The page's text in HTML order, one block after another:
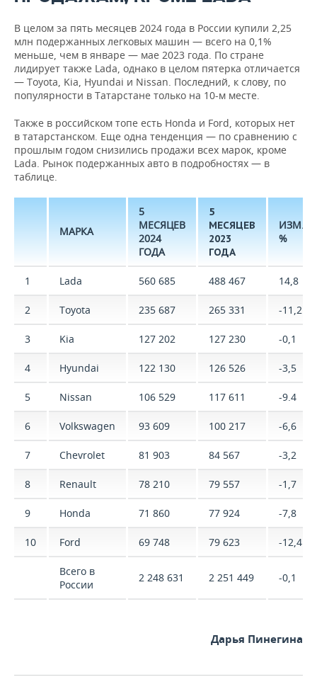
В целом за пять месяцев 2024 года в России купили 2,25
млн подержанных легковых машин — всего на 0,1%
меньше, чем в январе — мае 2023 года. По стране
лидирует также Lada, однако в целом пятерка отличается
— Toyota, Kia, Hyundai и Nissan. Последний, к слову, по
популярности в Татарстане только на 10-м месте.
Также в российском топе есть Honda и Ford, которых нет
в татарстанском. Еще одна тенденция — по сравнению с
прошлым годом снизились продажи всех марок, кроме
Lada. Рынок подержанных авто в подробностях — в
таблице.
МАРКА
5
МЕСЯЦЕВ
2024
ГОДА
5
МЕСЯЦЕВ
2023
ГОДА
ИЗМ.,
%
1 Lada 560 685 488 467 14,8
2 Toyota 235 687 265 331 -11,2
3 Kia 127 202 127 230 -0,1
4 Hyundai 122 130 126 526 -3,5
5 Nissan 106 529 117 611 -9.4
6 Volkswagen 93 609 100 217 -6,6
7 Chevrolet 81 903 84 567 -3,2
8 Renault 78 210 79 557 -1,7
9 Honda 71 860 77 924 -7,8
10 Ford 69 748 79 623 -12,4
Всего в
России
2 248 631 2 251 449 -0,1
Дарья Пинегина